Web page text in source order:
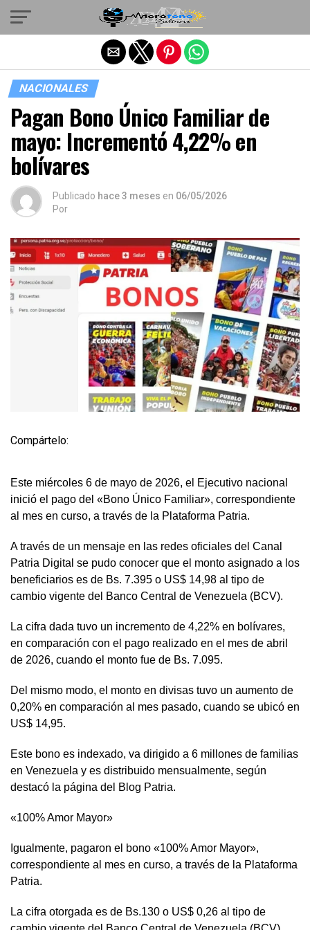
NACIONALES
Pagan Bono Único Familiar de
mayo: Incrementó 4,22% en
bolívares
Publicado hace 3 meses en 06/05/2026
Por
Compártelo:
Este miércoles 6 de mayo de 2026, el Ejecutivo nacional
inició el pago del «Bono Único Familiar», correspondiente
al mes en curso, a través de la Plataforma Patria.
A través de un mensaje en las redes oficiales del Canal
Patria Digital se pudo conocer que el monto asignado a los
beneficiarios es de Bs. 7.395 o US$ 14,98 al tipo de
cambio vigente del Banco Central de Venezuela (BCV).
La cifra dada tuvo un incremento de 4,22% en bolívares,
en comparación con el pago realizado en el mes de abril
de 2026, cuando el monto fue de Bs. 7.095.
Del mismo modo, el monto en divisas tuvo un aumento de
0,20% en comparación al mes pasado, cuando se ubicó en
US$ 14,95.
Este bono es indexado, va dirigido a 6 millones de familias
en Venezuela y es distribuido mensualmente, según
destacó la página del Blog Patria.
«100% Amor Mayor»
Igualmente, pagaron el bono «100% Amor Mayor»,
correspondiente al mes en curso, a través de la Plataforma
Patria.
La cifra otorgada es de Bs.130 o US$ 0,26 al tipo de
Salir de la versión móvil